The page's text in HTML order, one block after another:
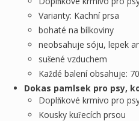
Varianty: Kachní prsa
bohaté na bílkoviny
neobsahuje sóju, lepek
sušené vzduchem
Každé balení obsahuje:
Dokas pamlsek pro psy,
Doplňkové krmivo pro
Kousky kuřecích prsou